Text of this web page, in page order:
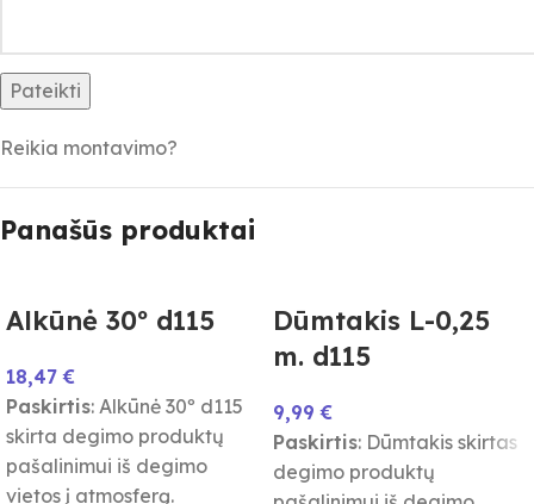
Reikia montavimo?
Panašūs produktai
Alkūnė 30º d115
18,47€
Paskirtis: Alkūnė 30º d115
skirta degimo produktų
pašalinimui iš degimo
vietos į atmosferą.
Dūmtakis L-0,25
m. d115
9,99€
Paskirtis: Dūmtakis skirtas
degimo produktų